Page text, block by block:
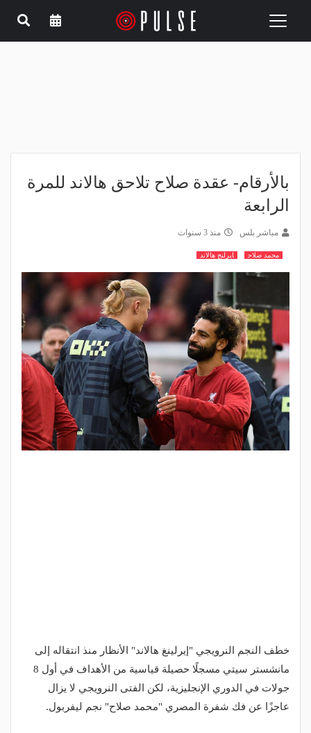
Toggle
بالأرقام- عقدة صلاح تلاحق هالاند للمرة
الرابعة
مباشر بلس منذ 3 سنوات
محمد صلاح ايرلنج هالاند
خطف النجم النرويجي "إيرلينغ هالاند" الأنظار منذ انتقاله إلى
مانشستر سيتي مسجلًا حصيلة قياسية من الأهداف في أول 8
جولات في الدوري الإنجليزية، لكن الفتى النرويجي لا يزال
عاجزًا عن فك شفرة المصري "محمد صلاح" نجم ليفربول.